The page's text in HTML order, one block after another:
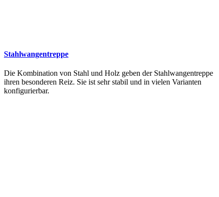
Stahlwangentreppe
Die Kombination von Stahl und Holz geben der Stahlwangentreppe
ihren besonderen Reiz. Sie ist sehr stabil und in vielen Varianten
konfigurierbar.